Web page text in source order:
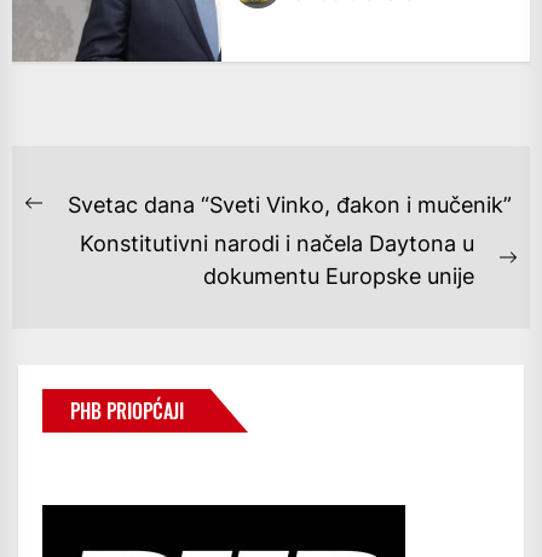
NAVIGACIJA
OBJAVA
Previous
Svetac dana “Sveti Vinko, đakon i mučenik”
Konstitutivni narodi i načela Daytona u
dokumentu Europske unije
PHB PRIOPĆAJI